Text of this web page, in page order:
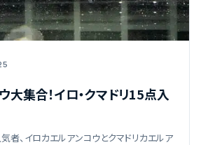
大集合！イロ・クマドリ15点入
者、イロカエルアンコウとクマドリカエルア